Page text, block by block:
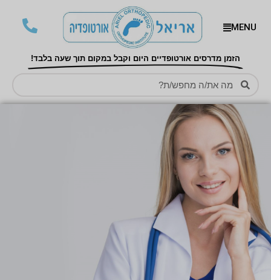
MENU
הזמן מדרסים אורטופדיים היום וקבל במקום תוך שעה בלבד!